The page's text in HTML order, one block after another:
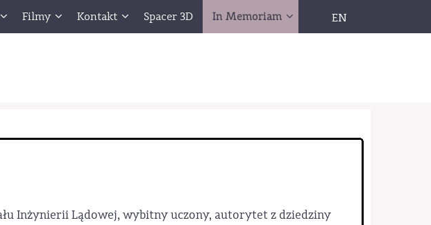
Filmy Kontakt Spacer 3D In Memoriam EN
Inżynierii Lądowej, wybitny uczony, autorytet z dziedziny